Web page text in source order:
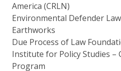
America (CRLN)
Environmental Defender
Earthworks
Due Process of Law
Institute for Policy Studies –
Program